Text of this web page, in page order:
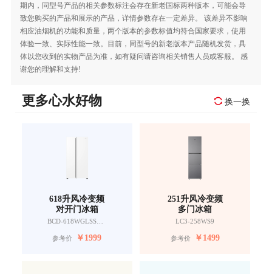
期内，同型号产品的相关参数标注会存在新老国标两种版本，可能会导
致您购买的产品和展示的产品，详情参数存在一定差异。 该差异不影响
相应油烟机的功能和质量，两个版本的参数标值均符合国家要求，使用
体验一致、实际性能一致。目前，同型号的新老版本产品随机发货，具
体以您收到的实物产品为准，如有疑问请咨询相关销售人员或客服。 感
谢您的理解和支持!
更多心水好物 换一换
618升风冷变频
对开门冰箱
BCD-618WGLSSEDW9
参考价 ￥1999
251升风冷变频
多门冰箱
LC3-258WS9
参考价 ￥1499